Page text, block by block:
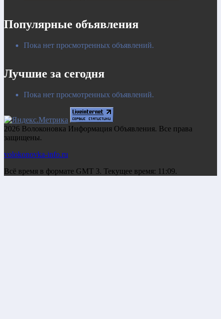
Популярные объявления
Пока нет просмотренных объявлений.
Лучшие за сегодня
Пока нет просмотренных объявлений.
2026 Волоконовка Информация Объявления. Все права
защищены.
volokonovka-info.ru
Всё время в формате GMT 3. Текущее время: 11:09.